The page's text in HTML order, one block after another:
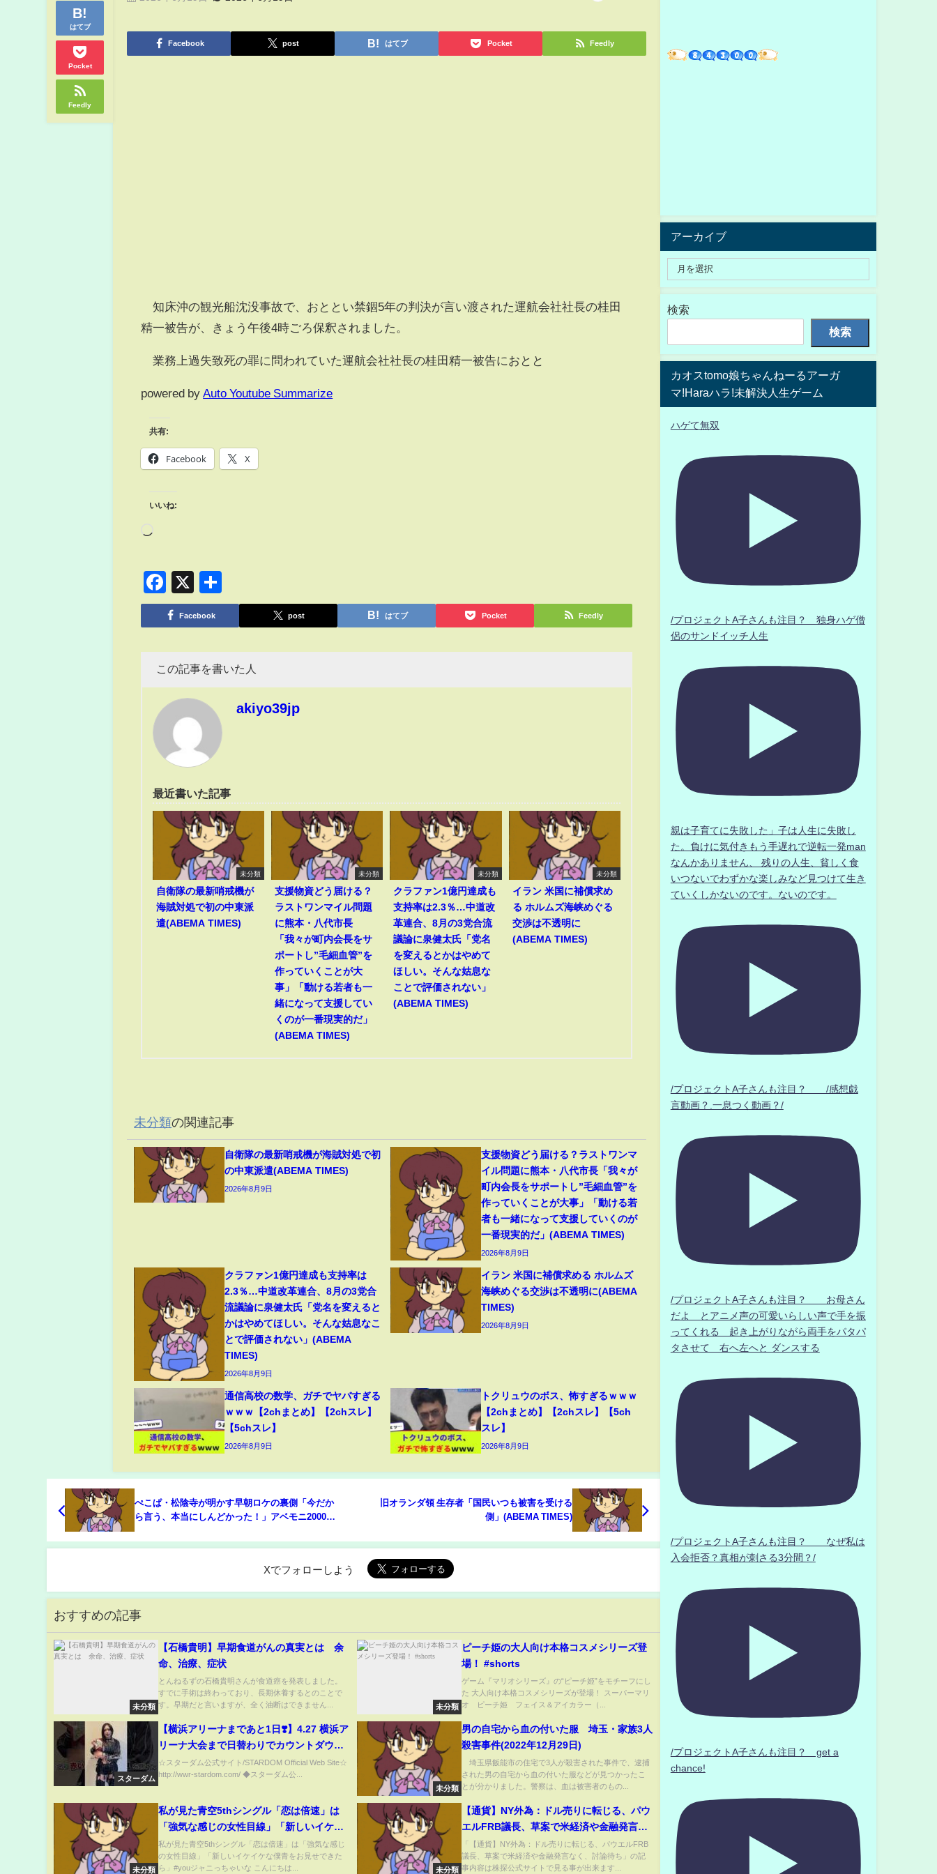
はてブ
Pocket
Feedly
Facebook post はてブ Pocket Feedly
知床沖の観光船沈没事故で、おととい禁錮5年の判決が言い渡された運航会社社長の桂田
精一被告が、きょう午後4時ごろ保釈されました。
業務上過失致死の罪に問われていた運航会社社長の桂田精一被告におとと
powered by Auto Youtube Summarize
共有:
Facebook X
いいね:
Facebook
X
有
Facebook post はてブ Pocket Feedly
この記事を書いた人
akiyo39jp
最近書いた記事
未分類
自衛隊の最新哨戒機が
海賊対処で初の中東派
遣(ABEMA TIMES)
未分類
支援物資どう届ける？
ラストワンマイル問題
に熊本・八代市長
「我々が町内会長をサ
ポートし”毛細血管”を
作っていくことが大
事」「動ける若者も一
緒になって支援してい
くのが一番現実的だ」
(ABEMA TIMES)
未分類
クラファン1億円達成も
支持率は2.3％…中道改
革連合、8月の3党合流
議論に泉健太氏「党名
を変えるとかはやめて
ほしい。そんな姑息な
ことで評価されない」
(ABEMA TIMES)
未分類
イラン 米国に補償求め
る ホルムズ海峡めぐる
交渉は不透明に
(ABEMA TIMES)
未分類の関連記事
自衛隊の最新哨戒機が海賊対処で初
の中東派遣(ABEMA TIMES)
2026年8月9日
支援物資どう届ける？ラストワンマ
イル問題に熊本・八代市長「我々が
町内会長をサポートし”毛細血管”を
作っていくことが大事」「動ける若
者も一緒になって支援していくのが
一番現実的だ」(ABEMA TIMES)
2026年8月9日
クラファン1億円達成も支持率は
2.3％…中道改革連合、8月の3党合
流議論に泉健太氏「党名を変えると
かはやめてほしい。そんな姑息なこ
とで評価されない」(ABEMA
TIMES)
2026年8月9日
イラン 米国に補償求める ホルムズ
海峡めぐる交渉は不透明に(ABEMA
TIMES)
2026年8月9日
通信高校の数学、ガチでヤバすぎる
ｗｗｗ【2chまとめ】【2chスレ】
【5chスレ】
2026年8月9日
トクリュウのボス、怖すぎるｗｗｗ
【2chまとめ】【2chスレ】【5ch
スレ】
2026年8月9日
ぺこぱ・松陰寺が明かす早朝ロケの裏側「今だか
ら言う、本当にしんどかった！」アベモニ2000回
旧オランダ領 生存者「国民いつも被害を受ける
側」(ABEMA TIMES)
Xでフォローしよう
おすすめの記事
未分類
【石橋貴明】早期食道がんの真実とは 余
命、治療、症状
とんねるずの石橋貴明さんが食道癌を発表しました。
すでに手術は終わっており、長期休養するとのことで
す。早期だと言いますが、全く油断はできません...
未分類
ピーチ姫の大人向け本格コスメシリーズ登
場！ #shorts
ゲーム『マリオシリーズ』の“ピーチ姫”をモチーフにし
た 大人向け本格コスメシリーズが登場！ スーパーマリ
オ ピーチ姫 フェイス＆アイカラー（...
スターダム
【横浜アリーナまであと1日❣️】4.27 横浜ア
リーナ大会まで日替わりでカウントダウン‼️
ラストを飾るのは…👀 H.A.T.E. 上谷沙弥🖤
🐦‍⬛ 明日は会場&配信での応援、よろしく
☆スターダム公式サイト/STARDOM Official Web Site☆
http://wwr-stardom.com/ ◆スターダム公...
未分類
男の自宅から血の付いた服 埼玉・家族3人
殺害事件(2022年12月29日)
埼玉県飯能市の住宅で3人が殺害された事件で、逮捕
された男の自宅から血の付いた服などが見つかったこ
とが分かりました。警察は、血は被害者のもの...
未分類
私が見た青空5thシングル「恋は倍速」は
「強気な感じの女性目線」「新しいイケイ
ケな僕青をお見せできたら」#youジャニっ
ちゃいな
私が見た青空5thシングル「恋は倍速」は「強気な感じ
の女性目線」「新しいイケイケな僕青をお見せできた
ら」#youジャニっちゃいな こんにちは...
未分類
【通貨】NY外為：ドル売りに転じる、パウ
エルFRB議長、草案で米経済や金融発言な
く、討論待ち
「【通貨】NY外為：ドル売りに転じる、パウエルFRB
議長、草案で米経済や金融発言なく、討論待ち」の記
事内容は株探公式サイトで見る事が出来ます...
アーカイブ
検索
検索
カオスtomo娘ちゃんねーるアーガ
マ!Haraハラ!未解決人生ゲーム
ハゲて無双
/プロジェクトA子さんも注目？ 独身ハゲ僧
侶のサンドイッチ人生
親は子育てに失敗した」子は人生に失敗し
た。負けに気付きもう手遅れで逆転一発man
なんかありません、 残りの人生、貧しく食
いつないでわずかな楽しみなど見つけて生き
ていくしかないのです。ないのです。
/プロジェクトA子さんも注目？ /感想戯
言動画？.一息つく動画？/
/プロジェクトA子さんも注目？ お母さん
だよ とアニメ声の可愛いらしい声で手を振
ってくれる 起き上がりながら両手をパタパ
タさせて 右へ左へと ダンスする
/プロジェクトA子さんも注目？ なぜ私は
入会拒否？真相が刺さる3分間？/
/プロジェクトA子さんも注目？ get a
chance!